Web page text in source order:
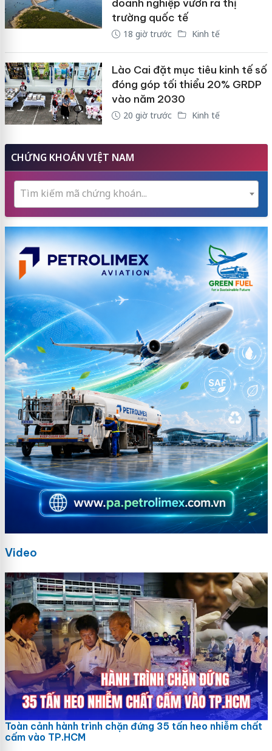
doanh nghiệp vươn ra thị
trường quốc tế
18 giờ trước Kinh tế
Lào Cai đặt mục tiêu kinh tế số
đóng góp tối thiểu 20% GRDP
vào năm 2030
20 giờ trước Kinh tế
CHỨNG KHOÁN VIỆT NAM
Tìm kiếm mã chứng khoán...
Video
Toàn cảnh hành trình chặn đứng 35 tấn heo nhiễm chất
cấm vào TP.HCM